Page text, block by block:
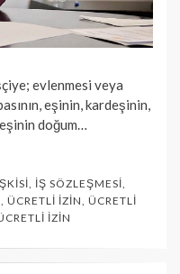
evlenmesi veya
eşinin, kardeşinin,
doğum…
, İŞ SÖZLEŞMESI,
, ÜCRETLI İZIN, ÜCRETLI
İZIN